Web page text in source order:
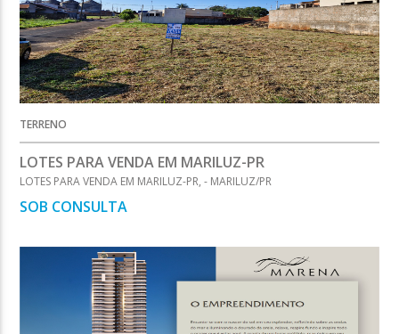
TERRENO
LOTES PARA VENDA EM MARILUZ-PR
LOTES PARA VENDA EM MARILUZ-PR, - MARILUZ/PR
SOB CONSULTA